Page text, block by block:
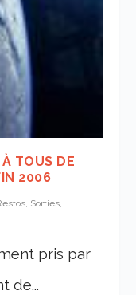
TOUS DE
2006
Sorties,
pris par
de...